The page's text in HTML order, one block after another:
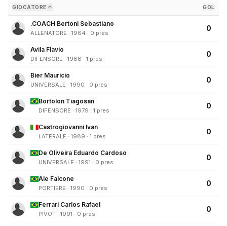
GIOCATORE ↑ GOL
.COACH Bertoni Sebastiano
ALLENATORE · 1964 · 0 pres
0
Avila Flavio
DIFENSORE · 1988 · 1 pres
0
Bier Mauricio
UNIVERSALE · 1990 · 0 pres
0
Bortolon Tiagosan
DIFENSORE · 1979 · 1 pres
0
Castrogiovanni Ivan
LATERALE · 1989 · 1 pres
0
De Oliveira Eduardo Cardoso
UNIVERSALE · 1991 · 0 pres
0
Ale Falcone
PORTIERE · 1990 · 0 pres
0
Ferrari Carlos Rafael
PIVOT · 1991 · 0 pres
0